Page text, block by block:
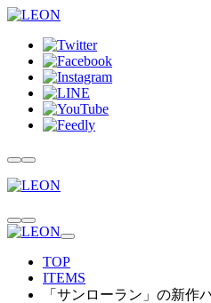
TOP
ITEMS
「サンローラン」の新作